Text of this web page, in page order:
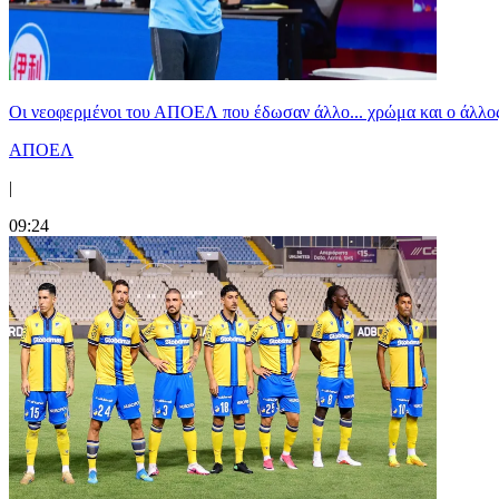
Οι νεοφερμένοι του ΑΠΟΕΛ που έδωσαν άλλο... χρώμα και ο
ΑΠΟΕΛ
|
09:24